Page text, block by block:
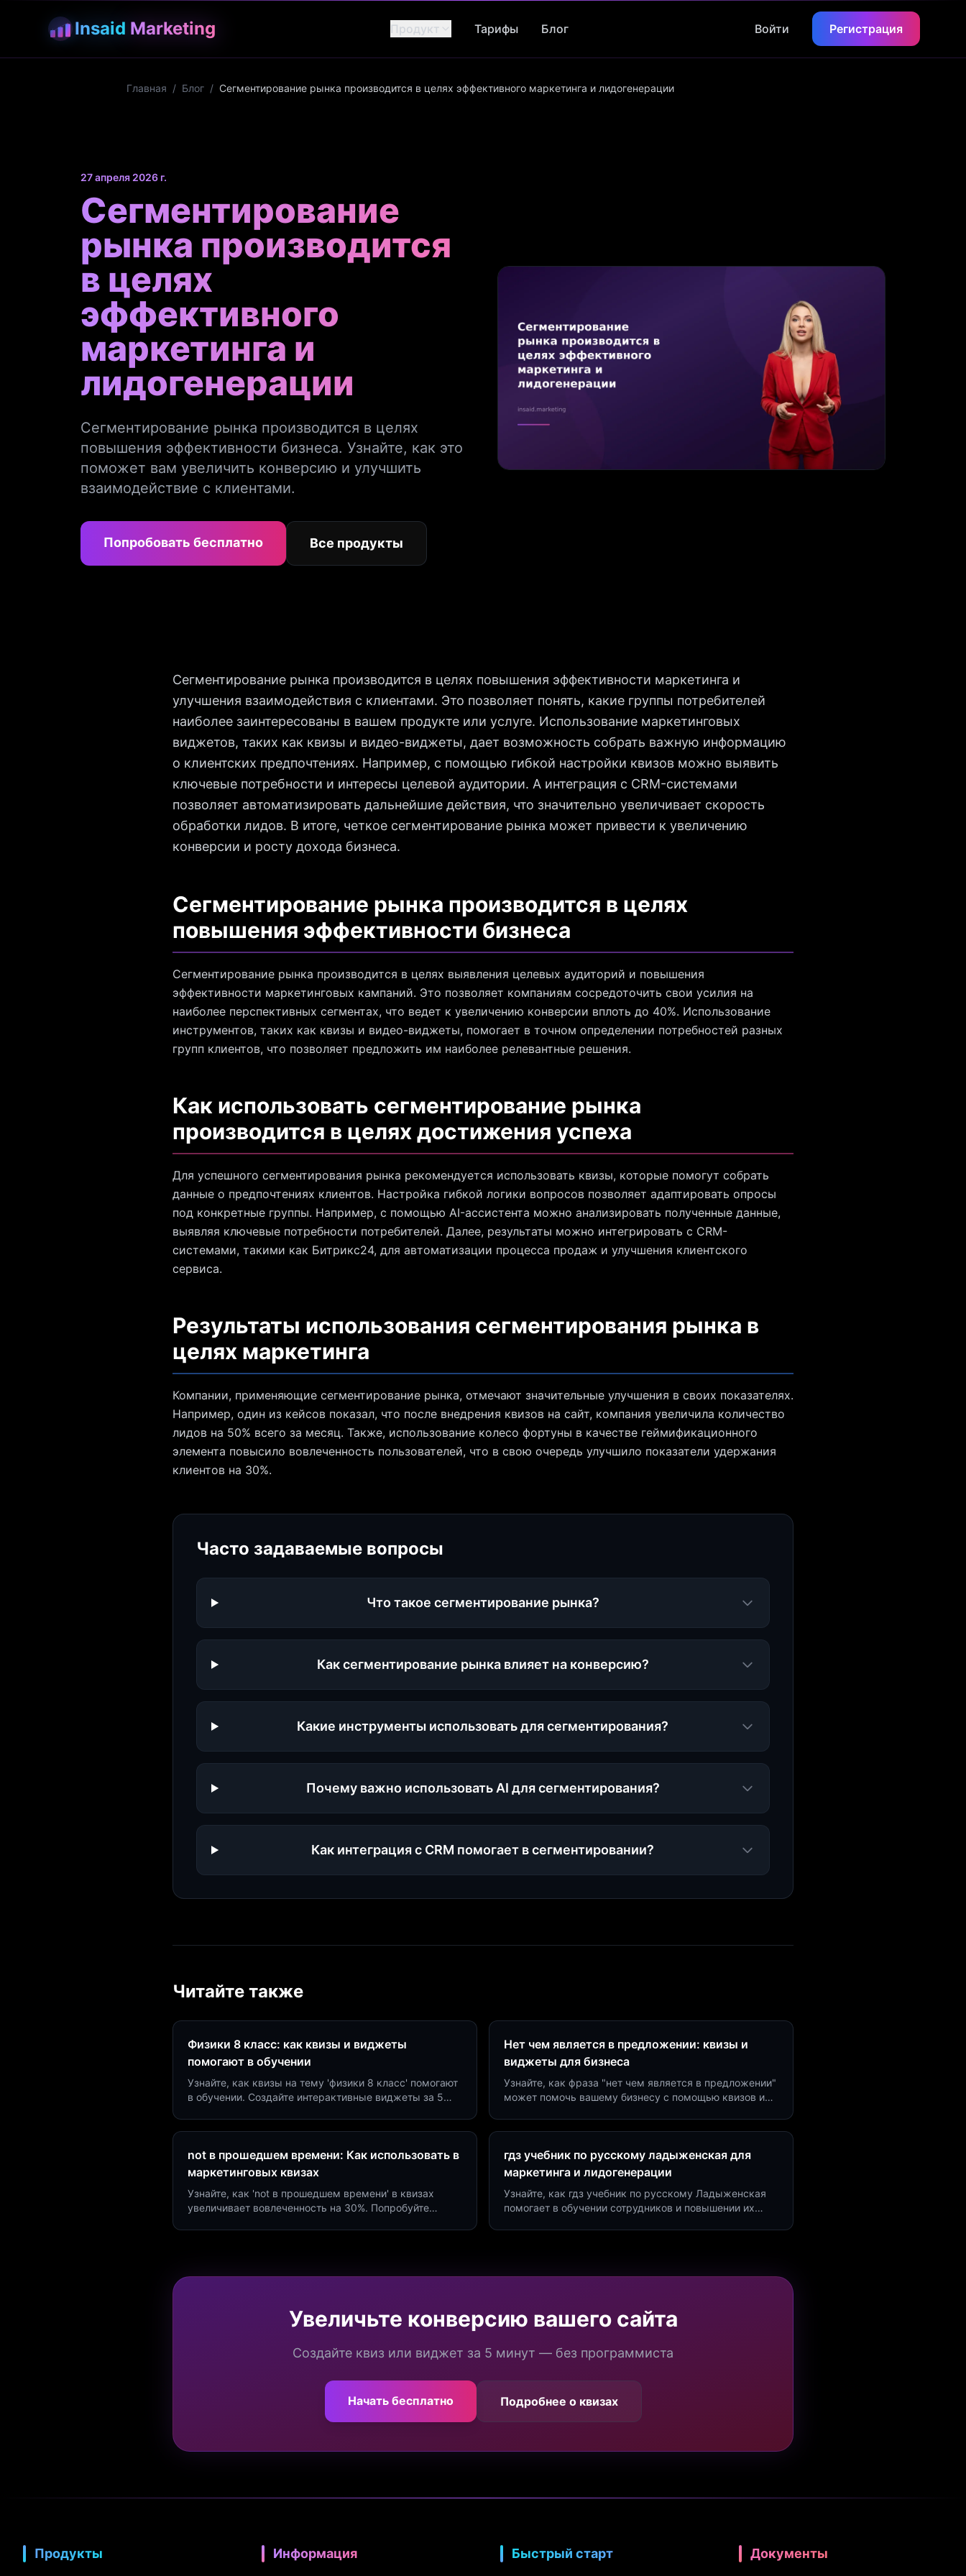
Insaid Marketing Продукт Тарифы Блог Войти Регистрация
Главная / Блог / Сегментирование рынка производится в целях эффективного маркетинга и лидогенерации
27 апреля 2026 г.
Сегментирование
рынка производится
в целях
эффективного
маркетинга и
лидогенерации
Сегментирование рынка производится в целях
повышения эффективности бизнеса. Узнайте, как это
поможет вам увеличить конверсию и улучшить
взаимодействие с клиентами.
Попробовать бесплатно Все продукты
Сегментирование рынка производится в целях повышения эффективности маркетинга и
улучшения взаимодействия с клиентами. Это позволяет понять, какие группы потребителей
наиболее заинтересованы в вашем продукте или услуге. Использование маркетинговых
виджетов, таких как квизы и видео-виджеты, дает возможность собрать важную информацию
о клиентских предпочтениях. Например, с помощью гибкой настройки квизов можно выявить
ключевые потребности и интересы целевой аудитории. А интеграция с CRM-системами
позволяет автоматизировать дальнейшие действия, что значительно увеличивает скорость
обработки лидов. В итоге, четкое сегментирование рынка может привести к увеличению
конверсии и росту дохода бизнеса.
Сегментирование рынка производится в целях
повышения эффективности бизнеса
Сегментирование рынка производится в целях выявления целевых аудиторий и повышения
эффективности маркетинговых кампаний. Это позволяет компаниям сосредоточить свои усилия на
наиболее перспективных сегментах, что ведет к увеличению конверсии вплоть до 40%. Использование
инструментов, таких как квизы и видео-виджеты, помогает в точном определении потребностей разных
групп клиентов, что позволяет предложить им наиболее релевантные решения.
Как использовать сегментирование рынка
производится в целях достижения успеха
Для успешного сегментирования рынка рекомендуется использовать квизы, которые помогут собрать
данные о предпочтениях клиентов. Настройка гибкой логики вопросов позволяет адаптировать опросы
под конкретные группы. Например, с помощью AI-ассистента можно анализировать полученные данные,
выявляя ключевые потребности потребителей. Далее, результаты можно интегрировать с CRM-
системами, такими как Битрикс24, для автоматизации процесса продаж и улучшения клиентского
сервиса.
Результаты использования сегментирования рынка в
целях маркетинга
Компании, применяющие сегментирование рынка, отмечают значительные улучшения в своих показателях.
Например, один из кейсов показал, что после внедрения квизов на сайт, компания увеличила количество
лидов на 50% всего за месяц. Также, использование колесо фортуны в качестве геймификационного
элемента повысило вовлеченность пользователей, что в свою очередь улучшило показатели удержания
клиентов на 30%.
Часто задаваемые вопросы
Что такое сегментирование рынка?
Как сегментирование рынка влияет на конверсию?
Какие инструменты использовать для сегментирования?
Почему важно использовать AI для сегментирования?
Как интеграция с CRM помогает в сегментировании?
Читайте также
Физики 8 класс: как квизы и виджеты
помогают в обучении
Узнайте, как квизы на тему 'физики 8 класс' помогают
в обучении. Создайте интерактивные виджеты за 5
Нет чем является в предложении: квизы и
виджеты для бизнеса
Узнайте, как фраза "нет чем является в предложении"
может помочь вашему бизнесу с помощью квизов и
not в прошедшем времени: Как использовать в
маркетинговых квизах
Узнайте, как 'not в прошедшем времени' в квизах
увеличивает вовлеченность на 30%. Попробуйте
гдз учебник по русскому ладыженская для
маркетинга и лидогенерации
Узнайте, как гдз учебник по русскому Ладыженская
помогает в обучении сотрудников и повышении их
Увеличьте конверсию вашего сайта
Создайте квиз или виджет за 5 минут — без программиста
Начать бесплатно Подробнее о квизах
Продукты Информация Быстрый старт Документы